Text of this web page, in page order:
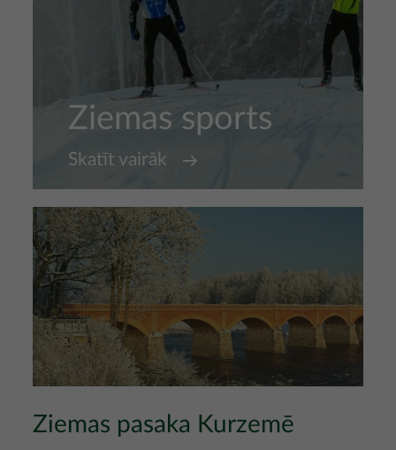
Ziemas sports
Skatīt vairāk
Ziemas pasaka Kurzemē